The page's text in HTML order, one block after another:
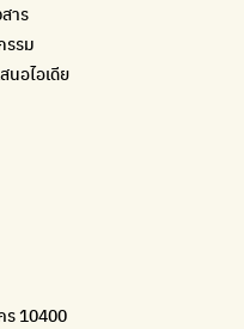
อากาศ น้ำ และเสียง
พหลังการกินดื่ม
องแต่ละวัน
วดล้อม
ริ้นท์
าติผ่านการเล่น
าร
รรม
นอไอเดีย
ร 10400